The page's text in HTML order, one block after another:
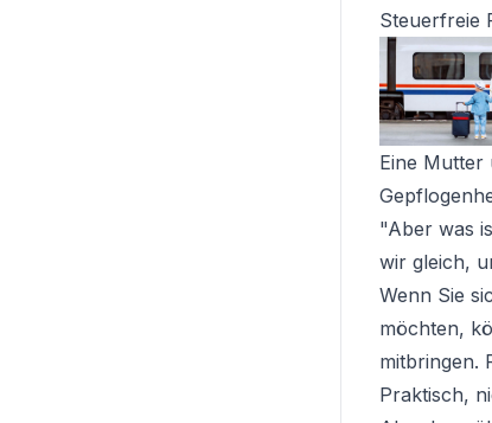
Steuerfreie
Eine Mutter
"Aber was
wir gleich,
Wenn Sie
möchten,
mitbringen.
Praktisch,